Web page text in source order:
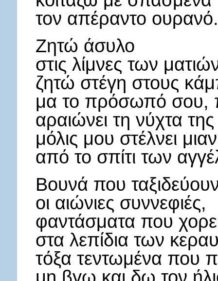
τον απέραντο ουρανό.
Ζητώ άσυλο
στις λίμνες των
ζητώ στέγη στους
μα το πρόσωπό σου,
αραιώνει τη νύχτα
μόλις μου στέλνει
από το σπίτι των
Βουνά που
οι αιώνιες συννεφιές,
φαντάσματα που
στα λεπίδια των
τόξα τεντωμένα που